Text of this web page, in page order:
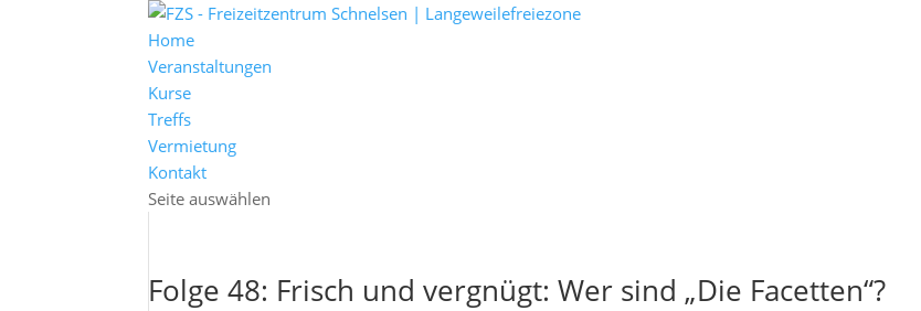
Home
Veranstaltungen
Kurse
Treffs
Vermietung
Kontakt
Seite auswählen
Folge 48: Frisch und vergnügt: Wer sind „Die Facetten“?